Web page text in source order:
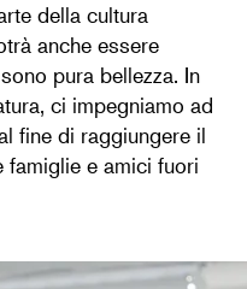
della cultura
anche essere
pura bellezza. In
ci impegniamo ad
fine di raggiungere il
famiglie e amici fuori